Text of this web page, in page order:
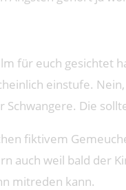
für euch gesichtet
einstufe.
Die
fiktivem
auch weil bald der
mitreden kann.